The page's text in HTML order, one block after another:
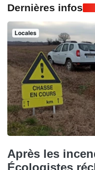
Dernières infos
Locales
Après les